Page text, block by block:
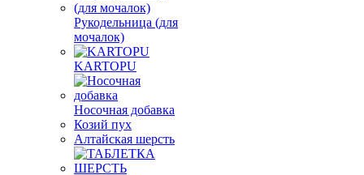
Рукодельница (для
мочалок)
KARTOPU
Носочная добавка
Козий пух
Алтайская шерсть